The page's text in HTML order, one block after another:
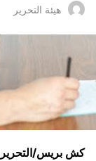
‏هيئة ‏التحرير
كش بريس/التحرير